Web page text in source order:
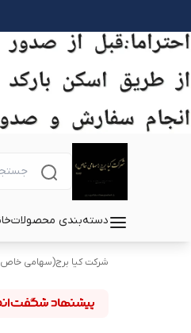
دسته‌بندی محصولات
شرکت کیا برج(سهامی